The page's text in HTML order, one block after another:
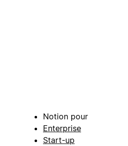
Notion pour
Enterprise
Start-up